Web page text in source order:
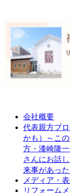
会社概要
代表親方ブ
かも）～こ
方・漆崎隆
さんにお話
来事があった
メディア・
リフォーム